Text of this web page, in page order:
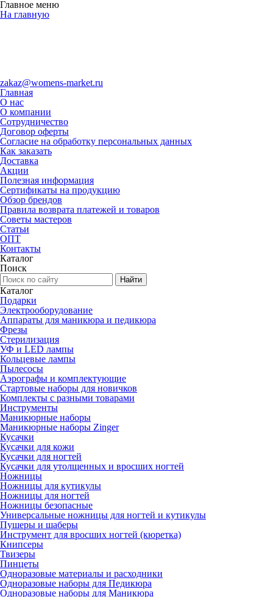
Главное меню
На главную
zakaz@womens-market.ru
Главная
О нас
О компании
Сотрудничество
Договор оферты
Согласие на обработку персональных данных
Как заказать
Доставка
Акции
Полезная информация
Сертификаты на продукцию
Обзор брендов
Правила возврата платежей и товаров
Советы мастеров
Статьи
ОПТ
Контакты
Каталог
Поиск
Каталог
Подарки
Электро­оборудование
Аппараты для маникюра и педикюра
Фрезы
Стерилизация
УФ и LED лампы
Кольцевые лампы
Пылесосы
Аэрографы и комплектующие
Стартовые наборы для новичков
Комплекты с разными товарами
Инструменты
Маникюрные наборы
Маникюрные наборы Zinger
Кусачки
Кусачки для кожи
Кусачки для ногтей
Кусачки для утолщенных и вросших ногтей
Ножницы
Ножницы для кутикулы
Ножницы для ногтей
Ножницы безопасные
Универсальные ножницы для ногтей и кутикулы
Пушеры и шаберы
Инструмент для вросших ногтей (кюретка)
Книпсеры
Твизеры
Пинцеты
Одноразовые материалы и расходники
Одноразовые наборы для Педикюра
Одноразовые наборы для Маникюра